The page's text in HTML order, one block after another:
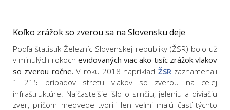
Koľko zrážok so zverou sa na Slovensku deje
Podľa štatistík Železníc Slovenskej republiky (ŽSR) bolo už
v minulých rokoch evidovaných viac ako tisíc zrážok vlakov
so zverou ročne. V roku 2018 napríklad ŽSR zaznamenali
1 215 prípadov stretu vlakov so zverou na celej
infraštruktúre. Najčastejšie išlo o srnčiu, jeleniu a diviačiu
zver, pričom medvede tvorili len veľmi malú časť týchto